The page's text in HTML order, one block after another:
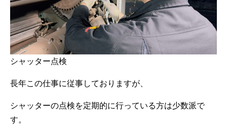
シャッター点検
長年この仕事に従事しておりますが、
シャッターの点検を定期的に行っている方は少数派で
す。